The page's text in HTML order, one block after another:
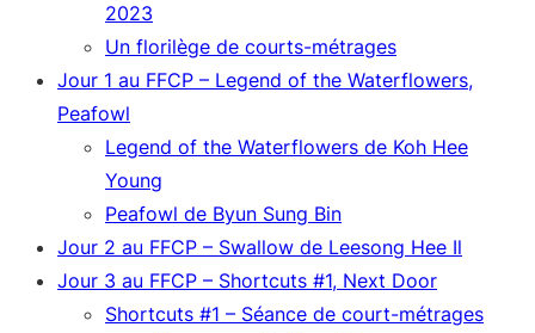
2023
Un florilège de courts-métrages
Jour 1 au FFCP – Legend of the Waterflowers,
Peafowl
Legend of the Waterflowers de Koh Hee
Young
Peafowl de Byun Sung Bin
Jour 2 au FFCP – Swallow de Leesong Hee Il
Jour 3 au FFCP – Shortcuts #1, Next Door
Shortcuts #1 – Séance de court-métrages